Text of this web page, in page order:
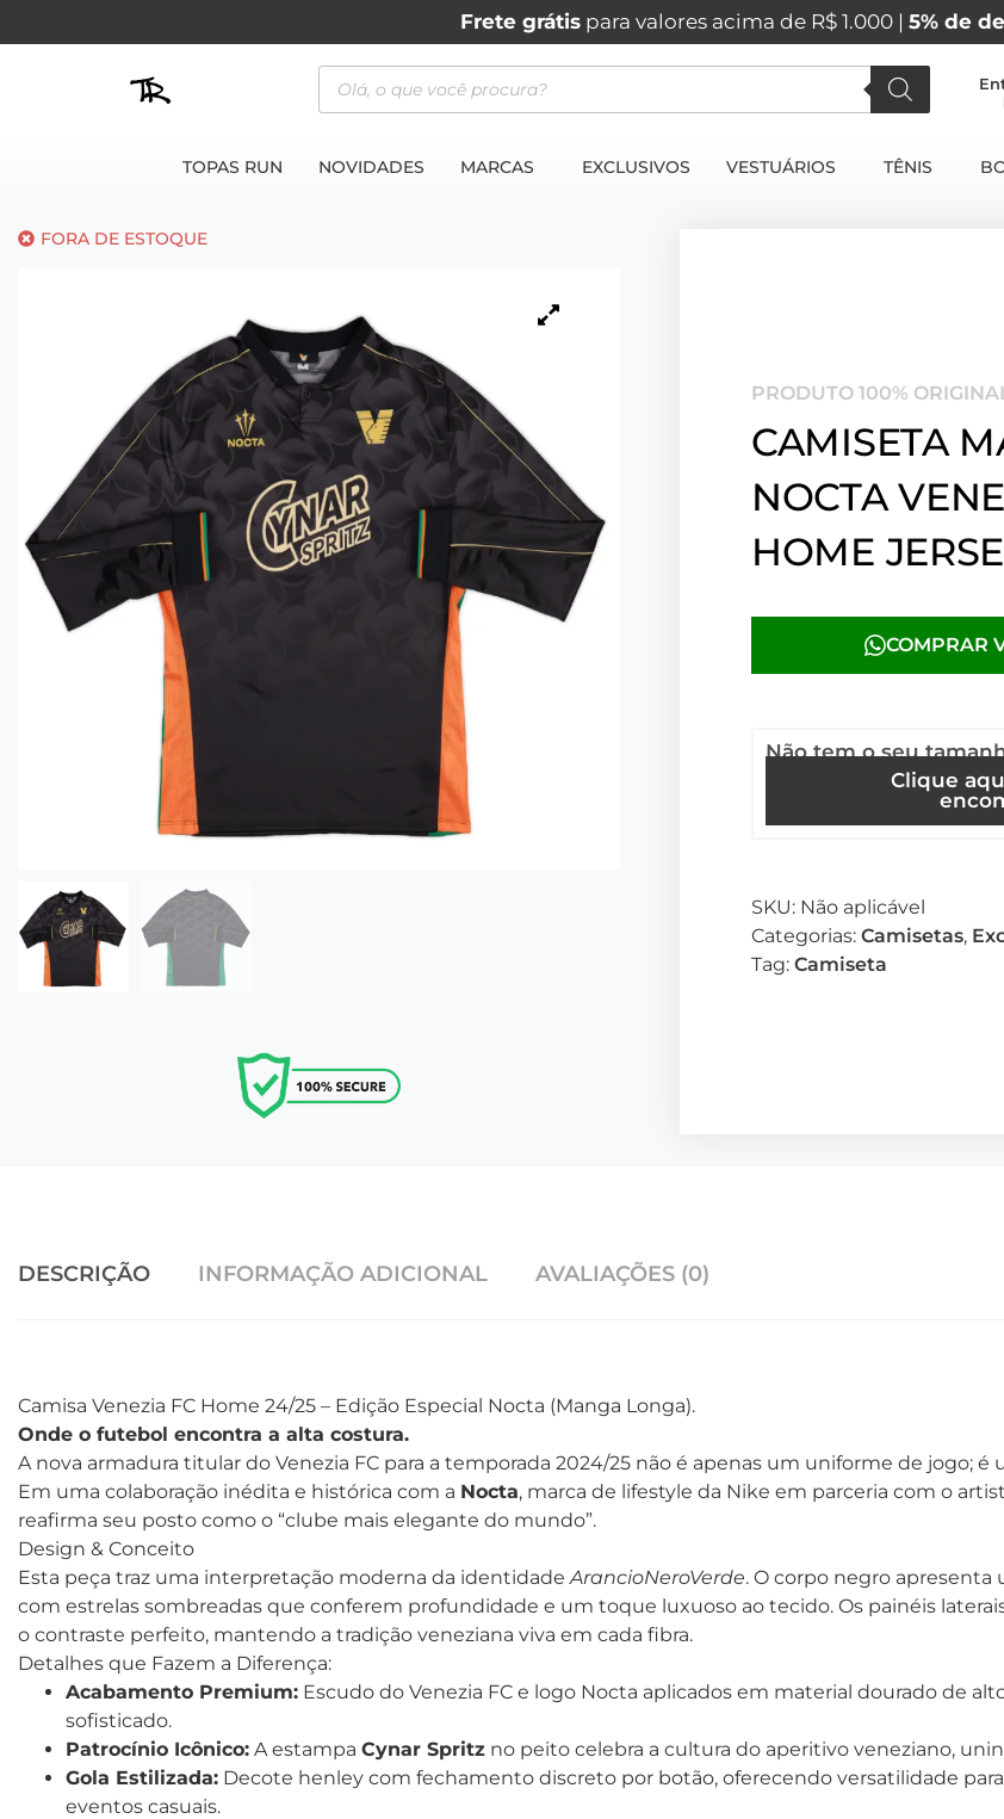
Frete grátispara valores acima de R$ 1.000 | 5% de
TOPAS RUN NOVIDADES MARCAS EXCLUSIVOS VESTUÁRIOS TÊNIS
FORA DE ESTOQUE
PRODUTO 100%
CAMISETA
NOCTA
HOME
COMPRAR
Não tem o seu
Clique
SKU: Não aplicável
Categorias: Camisetas,
Tag: Camiseta
DESCRIÇÃO INFORMAÇÃO ADICIONAL AVALIAÇÕES (0)
Camisa Venezia FC Home 24/25 – Edição Especial Nocta (Manga Longa).
Onde o futebol encontra a alta costura.
A nova armadura titular do Venezia FC para a temporada 2024/25 não é apenas um uniforme de jogo; é
Em uma colaboração inédita e histórica com a Nocta, marca de lifestyle da Nike em parceria com o
reafirma seu posto como o “clube mais elegante do mundo”.
Design & Conceito
Esta peça traz uma interpretação moderna da identidade ArancioNeroVerde. O corpo negro apresenta
com estrelas sombreadas que conferem profundidade e um toque luxuoso ao tecido. Os painéis
o contraste perfeito, mantendo a tradição veneziana viva em cada fibra.
Detalhes que Fazem a Diferença:
Acabamento Premium: Escudo do Venezia FC e logo Nocta aplicados em material dourado de
sofisticado.
Patrocínio Icônico: A estampa Cynar Spritz no peito celebra a cultura do aperitivo veneziano,
Gola Estilizada: Decote henley com fechamento discreto por botão, oferecendo versatilidade
eventos casuais.